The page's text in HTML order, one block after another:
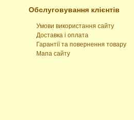
Обслуговування клієнтів
Умови використання сайту
Доставка і оплата
Гарантії та повернення товару
Мапа сайту